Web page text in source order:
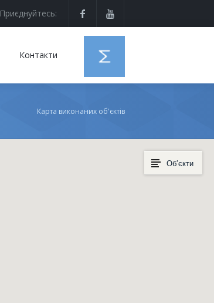
Приєднуйтесь:
Контакти
Карта виконаних об'єктів
Об’єкти